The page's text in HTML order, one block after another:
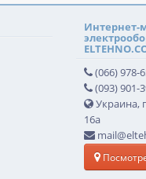
Интернет-
(066) 978-
(093) 901-
Украина,
16а